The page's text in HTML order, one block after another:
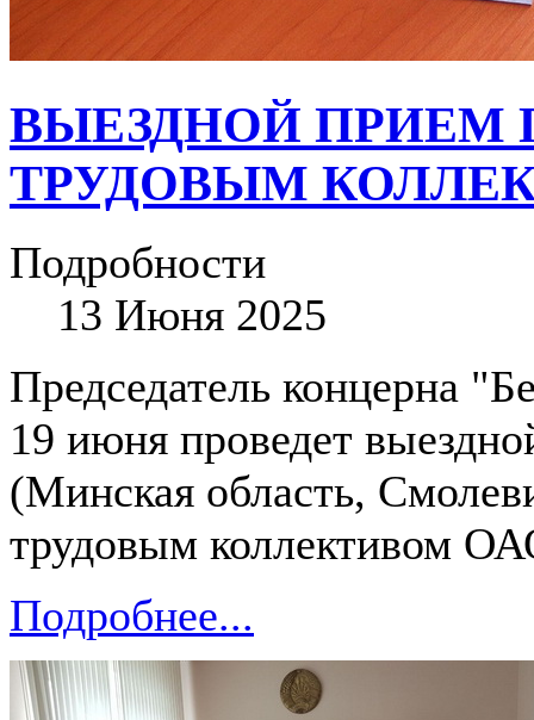
ВЫЕЗДНОЙ ПРИЕМ
ТРУДОВЫМ
Подробности
13 Июня 2025
Председатель концерна
19 июня проведет
(Минская область,
трудовым коллективом
Подробнее...